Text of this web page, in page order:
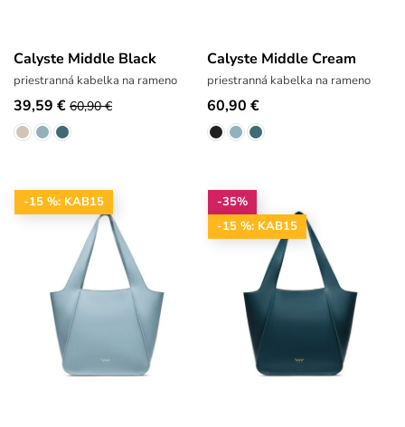
Calyste Middle Black
priestranná kabelka na rameno
39,59 € 60,90 €
Calyste Middle Cream
priestranná kabelka na rameno
60,90 €
-15 %: KAB15
-35%
-15 %: KAB15